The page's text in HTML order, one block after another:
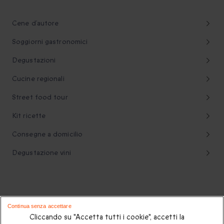
Cene d’autore
Soggiorni gastronomici
Degustazioni
Cucine regionali
Street food tour
Kit ricette
Consegne a domicilio
Degustazione vini
Cliccando su "Accetta tutti i cookie", accetti la
Continua senza accettare